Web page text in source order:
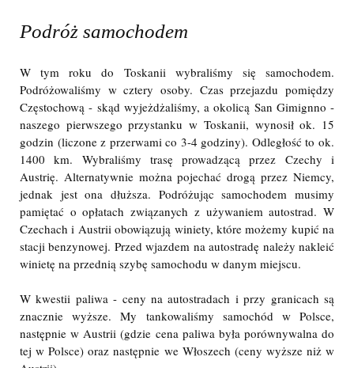
Podróż samochodem
W tym roku do Toskanii wybraliśmy się samochodem.
Podróżowaliśmy w cztery osoby. Czas przejazdu pomiędzy
Częstochową - skąd wyjeżdżaliśmy, a okolicą San Gimignno -
naszego pierwszego przystanku w Toskanii, wynosił ok. 15
godzin (liczone z przerwami co 3-4 godziny). Odległość to ok.
1400 km. Wybraliśmy trasę prowadzącą przez Czechy i
Austrię. Alternatywnie można pojechać drogą przez Niemcy,
jednak jest ona dłuższa. Podróżując samochodem musimy
pamiętać o opłatach związanych z używaniem autostrad. W
Czechach i Austrii obowiązują winiety, które możemy kupić na
stacji benzynowej. Przed wjazdem na autostradę należy nakleić
winietę na przednią szybę samochodu w danym miejscu.
W kwestii paliwa - ceny na autostradach i przy granicach są
znacznie wyższe. My tankowaliśmy samochód w Polsce,
następnie w Austrii (gdzie cena paliwa była porównywalna do
tej w Polsce) oraz następnie we Włoszech (ceny wyższe niż w